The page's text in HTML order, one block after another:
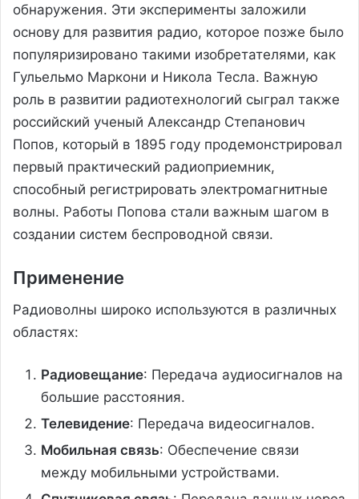
обнаружения. Эти эксперименты заложили
основу для развития радио, которое позже было
популяризировано такими изобретателями, как
Гульельмо Маркони и Никола Тесла. Важную
роль в развитии радиотехнологий сыграл также
российский ученый Александр Степанович
Попов, который в 1895 году продемонстрировал
первый практический радиоприемник,
способный регистрировать электромагнитные
волны. Работы Попова стали важным шагом в
создании систем беспроводной связи.
Применение
Радиоволны широко используются в различных
областях:
Радиовещание: Передача аудиосигналов на
большие расстояния.
Телевидение: Передача видеосигналов.
Мобильная связь: Обеспечение связи
между мобильными устройствами.